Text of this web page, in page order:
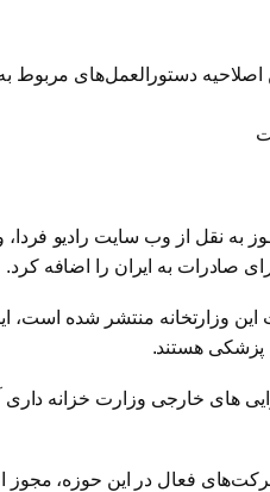
اصلاحیه دستورالعمل‌های مربوط
نقل از وب سایت رادیو فردا،
صادرات به ایران را اضافه کرد.
این وزارتخانه منتشر شده
پزشکی هستند.
فعال در این حوزه، مجوز